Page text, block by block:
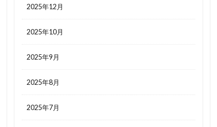
2025年12月
2025年10月
2025年9月
2025年8月
2025年7月